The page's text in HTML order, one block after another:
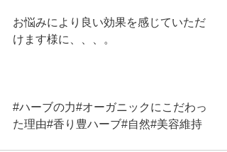
お悩みにより良い効果を感じていただ
けます様に、、、。
#ハーブの力#オーガニックにこだわっ
た理由#香り豊ハーブ#自然#美容維持